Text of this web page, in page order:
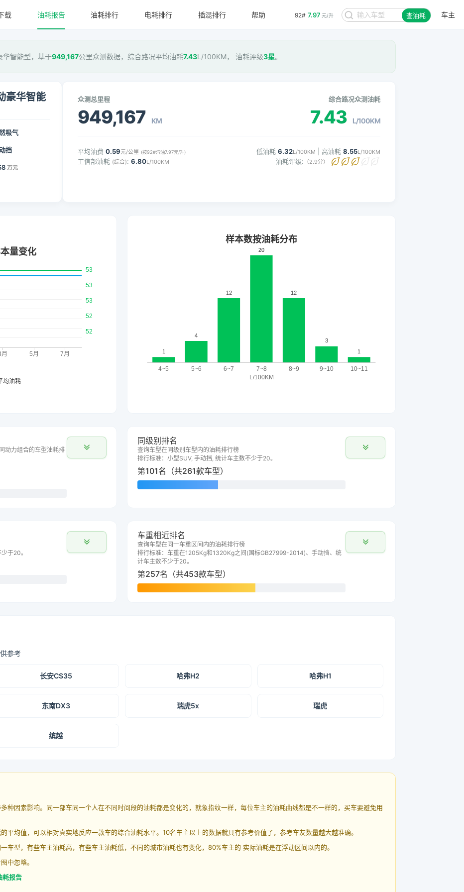
92# 7.97 元/升 查油耗 车主
载 油耗报告 油耗排行 电耗排行 插混排行 帮助
华智能型，基于949,167公里众测数据，综合路况平均油耗7.43L/100KM， 油耗评级3星。
豪华智能
吸气
挡
万元
众测总里程
949,167 KM
综合路况众测油耗
7.43 L/100KM
平均油费 0.59元/公里 (按92#汽油7.97元/升)
工信部油耗 (综合): 6.80L/100KM
低油耗 6.32L/100KM | 高油耗 8.55L/100KM
油耗评级: （2.9分）
动力组合的车型油耗排
同级别排名
查询车型在同级别车型内的油耗排行榜
排行标准：小型SUV, 手动挡, 统计车主数不少于20。
第101名（共261款车型）
于20。
车重相近排名
查询车型在同一车重区间内的油耗排行榜
排行标准：车重在1205Kg和1320Kg之间(国标GB27999-2014)、手动挡、统
计车主数不少于20。
第257名（共453款车型）
参考
长安CS35 哈弗H2 哈弗H1
东南DX3 瑞虎5x 瑞虎
缤越
种因素影响。同一部车同一个人在不同时间段的油耗都是变化的，就象指纹一样，每位车主的油耗曲线都是不一样的，买车要避免用
平均值，可以相对真实地反应一款车的综合油耗水平。10名车主以上的数据就具有参考价值了，参考车友数量越大越准确。
车型，有些车主油耗高，有些车主油耗低，不同的城市油耗也有变化，80%车主的 实际油耗是在浮动区间以内的。
中忽略。
耗报告